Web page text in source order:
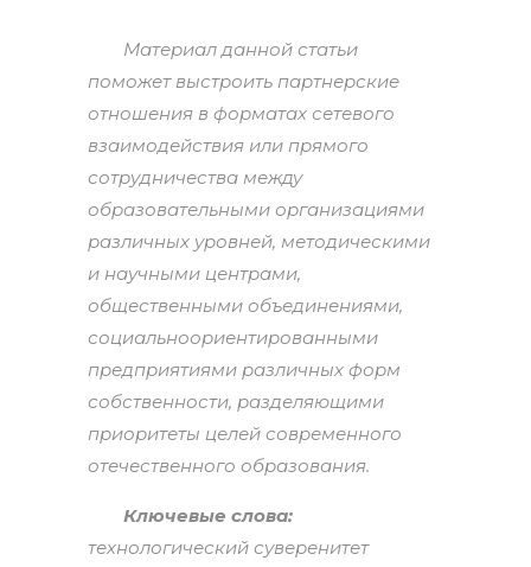
Материал данной статьи
поможет выстроить партнерские
отношения в форматах сетевого
взаимодействия или прямого
сотрудничества между
образовательными организациями
различных уровней, методическими
и научными центрами,
общественными объединениями,
социальноориентированными
предприятиями различных форм
собственности, разделяющими
приоритеты целей современного
отечественного образования.
Ключевые слова:
технологический суверенитет